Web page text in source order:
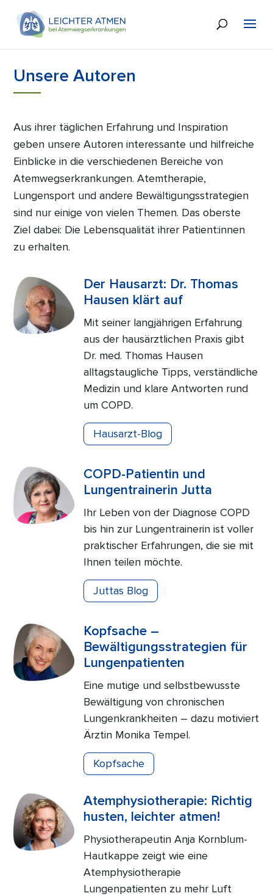
Unsere Autoren
Aus ihrer täglichen Erfahrung und Inspiration
geben unsere Autoren interessante und hilfreiche
Einblicke in die verschiedenen Bereiche von
Atemwegserkrankungen. Atemtherapie,
Lungensport und andere Bewältigungsstrategien
sind nur einige von vielen Themen. Das oberste
Ziel dabei: Die Lebensqualität ihrer Patient:innen
zu erhalten.
Der Hausarzt: Dr. Thomas
Hausen klärt auf
Mit seiner langjährigen Erfahrung
aus der hausärztlichen Praxis gibt
Dr. med. Thomas Hausen
alltagstaugliche Tipps, verständliche
Medizin und klare Antworten rund
um COPD.
Hausarzt-Blog
COPD-Patientin und
Lungentrainerin Jutta
Ihr Leben von der Diagnose COPD
bis hin zur Lungentrainerin ist voller
praktischer Erfahrungen, die sie mit
Ihnen teilen möchte.
Juttas Blog
Kopfsache –
Bewältigungsstrategien für
Lungenpatienten
Eine mutige und selbstbewusste
Bewältigung von chronischen
Lungenkrankheiten – dazu motiviert
Ärztin Monika Tempel.
Kopfsache
Atemphysiotherapie: Richtig
husten, leichter atmen!
Physiotherapeutin Anja Kornblum-
Hautkappe zeigt wie eine
Atemphysiotherapie
Lungenpatienten zu mehr Luft